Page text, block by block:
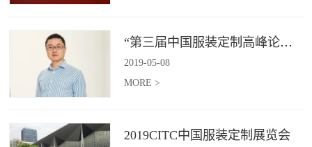
“第三届中国服装定制高峰论坛”即将启幕​！
2019-05-08
MORE >
2019CITC中国服装定制展览会